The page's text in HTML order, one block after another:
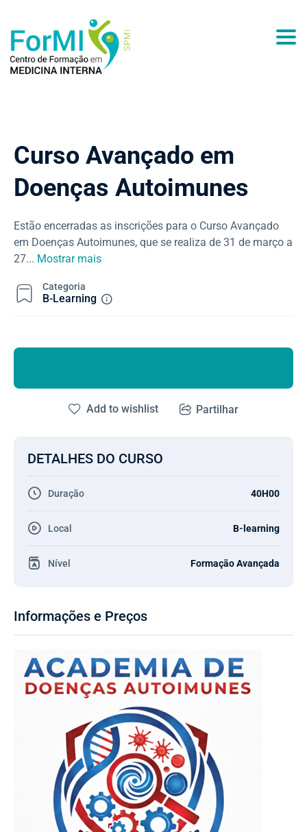
Categoria
B-Learning
Curso Avançado em
Doenças Autoimunes
Estão encerradas as inscrições para o Curso Avançado
em Doenças Autoimunes, que se realiza de 31 de março a
27... Mostrar mais
Add to wishlist Partilhar
DETALHES DO CURSO
Duração 40H00
Local B-learning
Nível Formação Avançada
Informações e Preços